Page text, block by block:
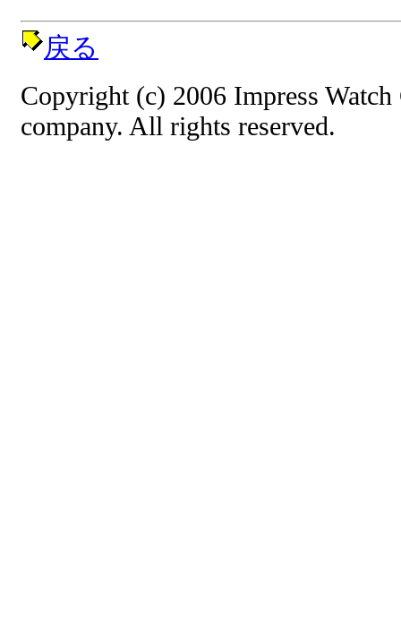
戻る
Copyright (c) 2006 Impress
company. All rights reserved.